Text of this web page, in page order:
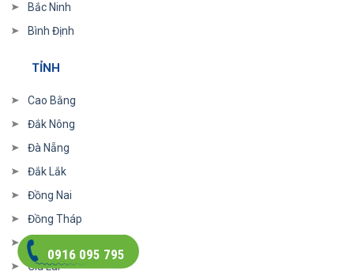
Bắc Ninh
Bình Định
TỈNH
Cao Bằng
Đắk Nông
Đà Nẵng
Đắk Lắk
Đồng Nai
Đồng Tháp
Điện Biên
Gia Lai
0916 095 795